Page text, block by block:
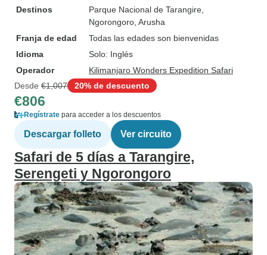
Destinos Parque Nacional de Tarangire
Ngorongoro , Arusha
Franja de edad
Todas las edades son bienvenidas
Idioma
Solo: Inglés
Operador
Kilimanjaro Wonders Expedition Safari
Desde €1,007 20% de descuento
€806
Regístrate para acceder a los descuentos
Descargar folleto Ver circuito
Safari de 5 días a Tarangire,
Serengeti y Ngorongoro